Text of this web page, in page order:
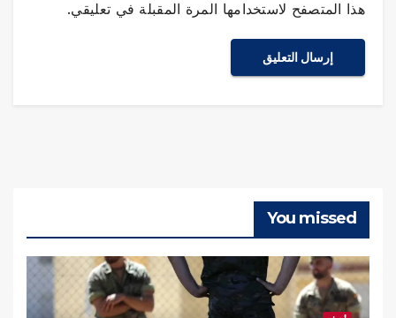
هذا المتصفح لاستخدامها المرة المقبلة في تعليقي.
You missed